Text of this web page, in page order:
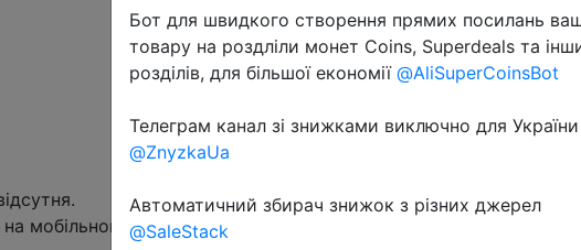
мобільному, в телеграм каналі:
Бот для швидкого створення прямих посилань
товару на роздліли монет Coins, Superdeals та
розділів, для більшої економії @AliSuperCoinsBot
Телеграм канал зі знижками виключно для України
@ZnyzkaUa
Автоматичний збирач знижок з різних джерел
@SaleStack